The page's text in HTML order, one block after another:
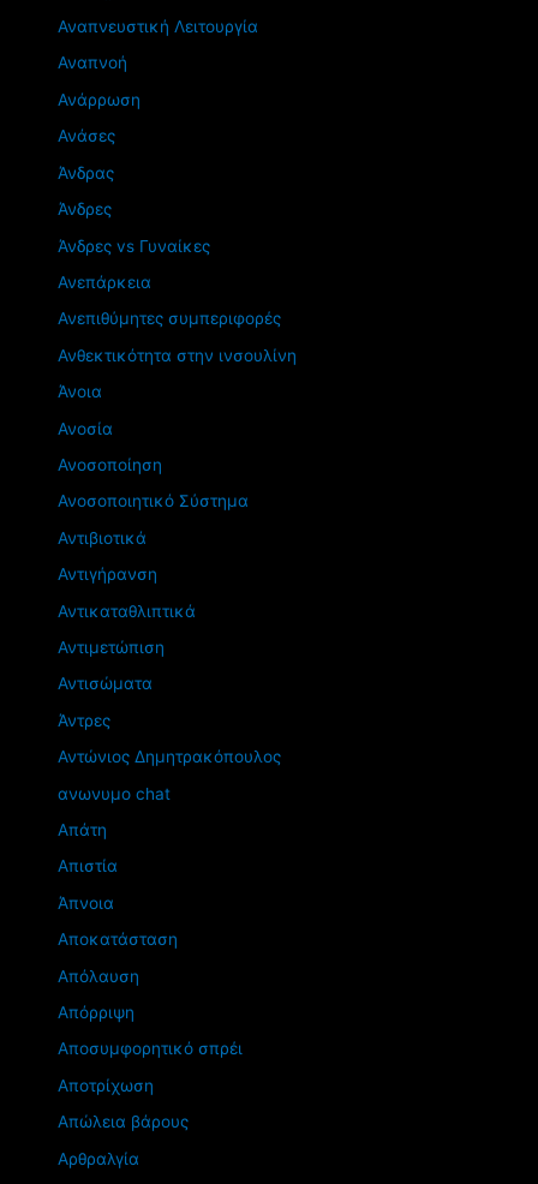
Αναπνευστική Λειτουργία
Αναπνοή
Ανάρρωση
Ανάσες
Άνδρας
Άνδρες
Άνδρες vs Γυναίκες
Ανεπάρκεια
Ανεπιθύμητες συμπεριφορές
Ανθεκτικότητα στην ινσουλίνη
Άνοια
Ανοσία
Ανοσοποίηση
Ανοσοποιητικό Σύστημα
Αντιβιοτικά
Αντιγήρανση
Αντικαταθλιπτικά
Αντιμετώπιση
Αντισώματα
Άντρες
Αντώνιος Δημητρακόπουλος
ανωνυμο chat
Απάτη
Απιστία
Άπνοια
Αποκατάσταση
Απόλαυση
Απόρριψη
Αποσυμφορητικό σπρέι
Αποτρίχωση
Απώλεια βάρους
Αρθραλγία